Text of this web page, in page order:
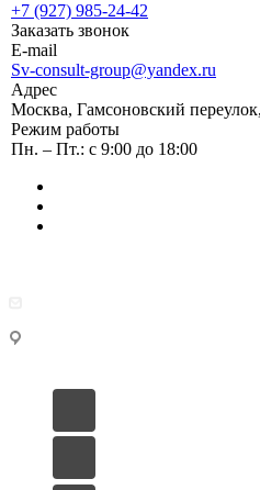
+7 (927) 985-24-42
Заказать звонок
E-mail
Sv-consult-group@yandex.ru
Адрес
Москва, Гамсоновский
Режим работы
Пн. – Пт.: с 9:00 до 18:00